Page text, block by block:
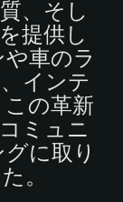
、そし
提供し
車のラ
インテ
の革新
ミュニ
に取り
。